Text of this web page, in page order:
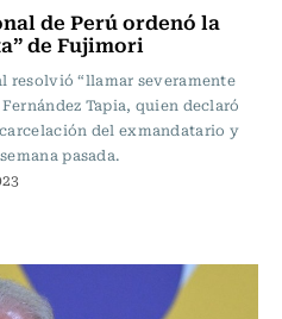
de Perú ordenó la
de Fujimori
resolvió “llamar severamente
Tapia, quien declaró
del exmandatario y
pasada.